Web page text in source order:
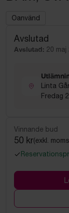
Oanvänd
Avslutad
Avslutad: 20 maj
Linta
Fredag
Vinnande bud
50 kr(exkl.